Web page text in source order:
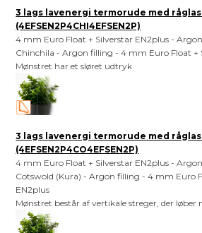
3 lags lavenergi termorude med
(4EFSEN2P4CHI4EFSEN2P)
4 mm Euro Float + Silverstar EN2plus -
Chinchila - Argon filling - 4 mm Euro Float +
Mønstret har et sløret udtryk
3 lags lavenergi termorude med råglas
(4EFSEN2P4CO4EFSEN2P)
4 mm Euro Float + Silverstar EN2plus -
Cotswold (Kura) - Argon filling - 4 mm Euro
EN2plus
Mønstret består af vertikale streger, der løber